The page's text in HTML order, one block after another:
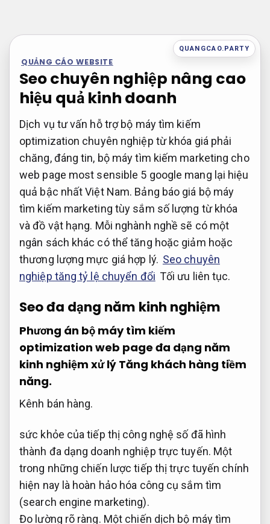
nội
dung
QUANGCAO.PARTY
QUẢNG CÁO WEBSITE
Seo chuyên nghiệp nâng cao
hiệu quả kinh doanh
Dịch vụ tư vấn hỗ trợ bộ máy tìm kiếm
optimization chuyên nghiệp từ khóa giá phải
chăng, đáng tin, bộ máy tìm kiếm marketing cho
web page most sensible 5 google mang lại hiệu
quả bậc nhất Việt Nam. Bảng báo giá bộ máy
tìm kiếm marketing tùy sắm số lượng từ khóa
và đồ vật hạng. Mỗi nghành nghề sẽ có một
ngân sách khác có thể tăng hoặc giảm hoặc
thương lượng mực giá hợp lý. Seo chuyên
nghiệp tăng tỷ lệ chuyển đổi Tối ưu liên tục.
Seo đa dạng năm kinh nghiệm
Phương án bộ máy tìm kiếm
optimization web page đa dạng năm
kinh nghiệm xử lý Tăng khách hàng tiềm
năng.
Kênh bán hàng.
sức khỏe của tiếp thị công nghệ số đã hình
thành đa dạng doanh nghiệp trực tuyến. Một
trong những chiến lược tiếp thị trực tuyến chính
hiện nay là hoàn hảo hóa công cụ sắm tìm
(search engine marketing).
Đo lường rõ ràng. Một chiến dịch bộ máy tìm